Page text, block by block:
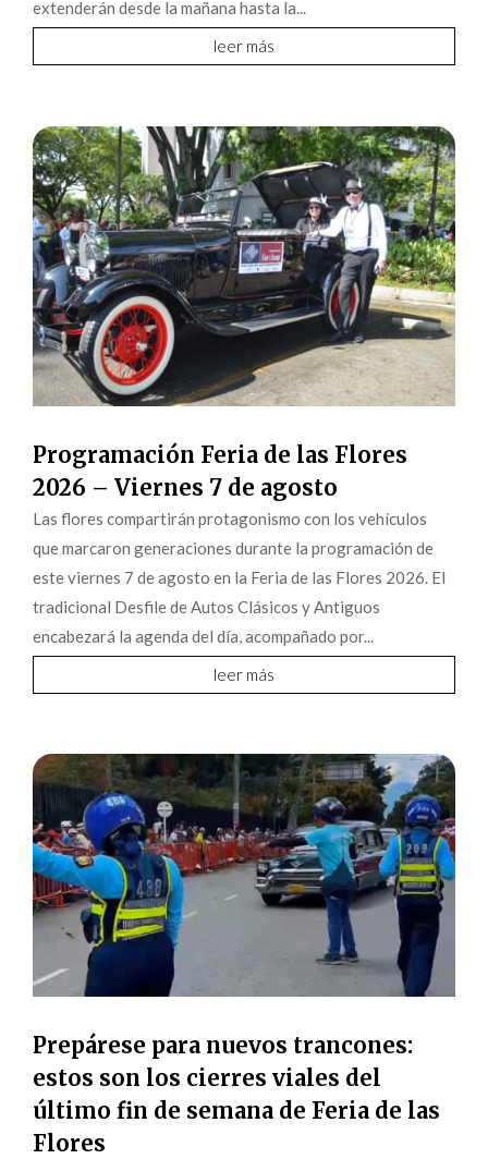
extenderán desde la mañana hasta la...
leer más
Programación Feria de las Flores
2026 – Viernes 7 de agosto
Las flores compartirán protagonismo con los vehículos
que marcaron generaciones durante la programación de
este viernes 7 de agosto en la Feria de las Flores 2026. El
tradicional Desfile de Autos Clásicos y Antiguos
encabezará la agenda del día, acompañado por...
leer más
Prepárese para nuevos trancones:
estos son los cierres viales del
último fin de semana de Feria de las
Flores